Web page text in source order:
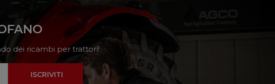
dei ricambi per trattori!
ISCRIVITI